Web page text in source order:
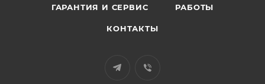
ГАРАНТИЯ И СЕРВИС РАБОТЫ
КОНТАКТЫ